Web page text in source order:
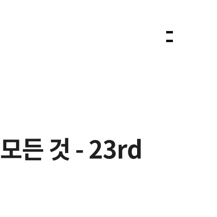
든 것 - 23rd